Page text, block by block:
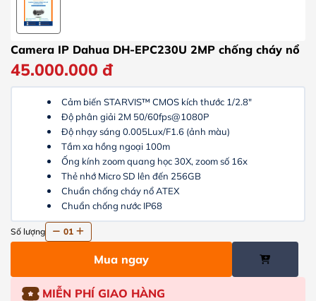
Camera IP Dahua DH-EPC230U 2MP chống cháy nổ
45.000.000 đ
Cảm biến STARVIS™ CMOS kích thước 1/2.8"
Độ phân giải 2M 50/60fps@1080P
Độ nhạy sáng 0.005Lux/F1.6 (ảnh màu)
Tầm xa hồng ngoại 100m
Ống kính zoom quang học 30X, zoom số 16x
Thẻ nhớ Micro SD lên đến 256GB
Chuẩn chống cháy nổ ATEX
Chuẩn chống nước IP68
Số lượng 01
Mua ngay
MIỄN PHÍ GIAO HÀNG